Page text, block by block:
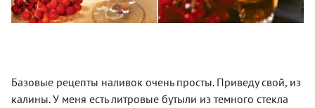
Базовые рецепты наливок очень просты. Приведу свой, из
калины. У меня есть литровые бутыли из темного стекла